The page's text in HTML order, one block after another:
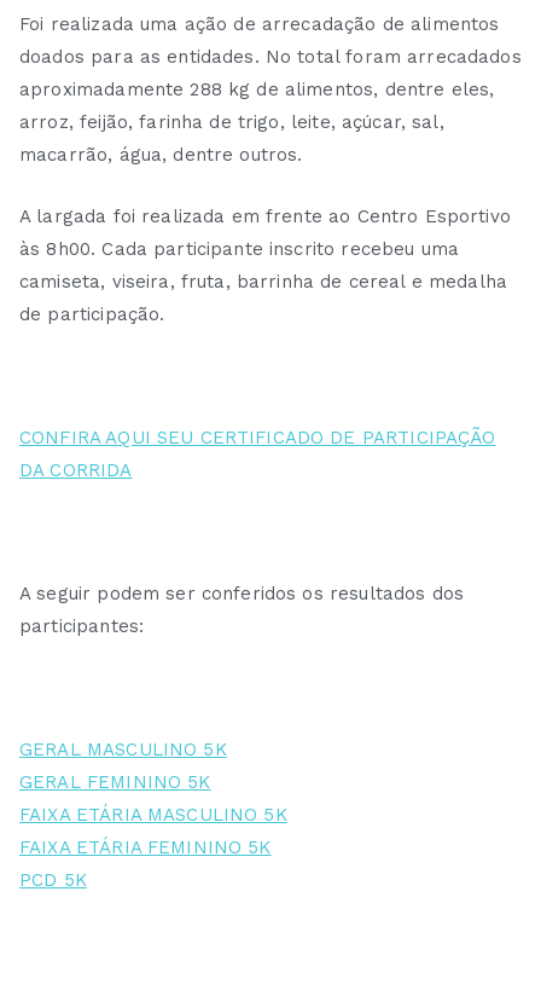
Foi realizada uma ação de arrecadação de alimentos
doados para as entidades. No total foram arrecadados
aproximadamente 288 kg de alimentos, dentre eles,
arroz, feijão, farinha de trigo, leite, açúcar, sal,
macarrão, água, dentre outros.
A largada foi realizada em frente ao Centro Esportivo
às 8h00. Cada participante inscrito recebeu uma
camiseta, viseira, fruta, barrinha de cereal e medalha
de participação.
CONFIRA AQUI SEU CERTIFICADO DE PARTICIPAÇÃO
DA CORRIDA
A seguir podem ser conferidos os resultados dos
participantes:
GERAL MASCULINO 5K
GERAL FEMININO 5K
FAIXA ETÁRIA MASCULINO 5K
FAIXA ETÁRIA FEMININO 5K
PCD 5K